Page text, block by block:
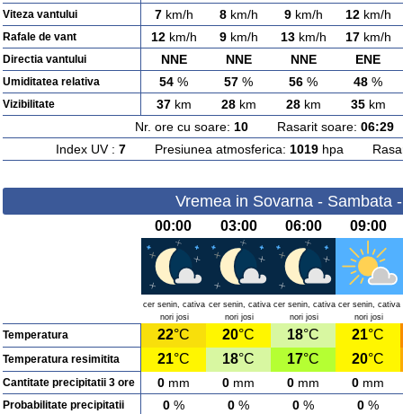
Viteza vantului 7km/h 8km/h 9km/h 12km/h
Rafale de vant 12km/h 9km/h 13km/h 17km/h
Directia vantului NNE NNE NNE ENE
Umiditatea relativa 54 % 57 % 56 % 48 %
Vizibilitate 37km 28km 28km 35km
Nr. ore cu soare: 10Rasarit soare: 06:29
Index UV : 7Presiunea atmosferica: 1019hpa
Vremea in Sovarna - Sambata
00:00 03:00 06:00 09:00
cer senin, cativa
nori josi
cer senin, cativa
nori josi
cer senin, cativa
nori josi
cer senin, cativa
nori josi
Temperatura 22°C 20°C 18°C 21°C
Temperatura resimitita 21°C 18°C 17°C 20°C
Cantitate precipitatii 3 ore 0 mm 0 mm 0 mm 0 mm
Probabilitate precipitatii 0 % 0 % 0 % 0 %